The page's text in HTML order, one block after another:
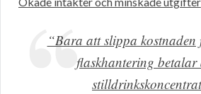
“Bara att slippa
flaskhantering